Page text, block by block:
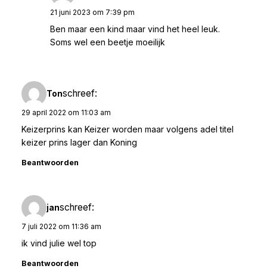
21 juni 2023 om 7:39 pm
Ben maar een kind maar vind het heel leuk.
Soms wel een beetje moeilijk
Tonschreef:
29 april 2022 om 11:03 am
Keizerprins kan Keizer worden maar volgens adel titel
keizer prins lager dan Koning
Beantwoorden
janschreef:
7 juli 2022 om 11:36 am
ik vind julie wel top
Beantwoorden